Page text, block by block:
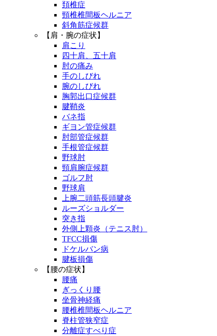
頚椎症
頸椎椎間板ヘルニア
斜角筋症候群
【肩・腕の症状】
肩こり
四十肩、五十肩
肘の痛み
手のしびれ
腕のしびれ
胸郭出口症候群
腱鞘炎
バネ指
ギヨン管症候群
肘部管症候群
手根管症候群
野球肘
頸肩腕症候群
ゴルフ肘
野球肩
上腕二頭筋長頭腱炎
ルーズショルダー
突き指
外側上顆炎（テニス肘）
TFCC損傷
ドケルバン病
腱板損傷
【腰の症状】
腰痛
ぎっくり腰
坐骨神経痛
腰椎椎間板ヘルニア
脊柱管狭窄症
分離症すべり症